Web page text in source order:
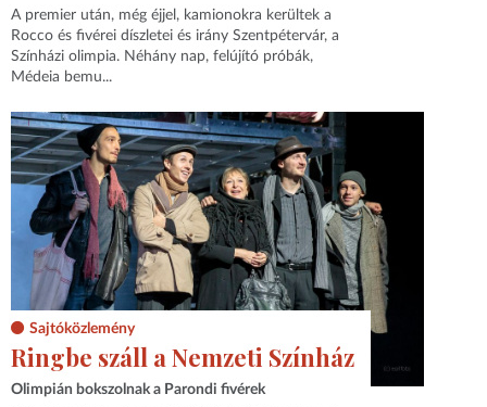
A premier után, még éjjel, kamionokra kerültek a
Rocco és fivérei díszletei és irány Szentpétervár, a
Színházi olimpia. Néhány nap, felújító próbák,
Médeia bemu...
Sajtóközlemény
Ringbe száll a Nemzeti Színház
Olimpián bokszolnak a Parondi fivérek